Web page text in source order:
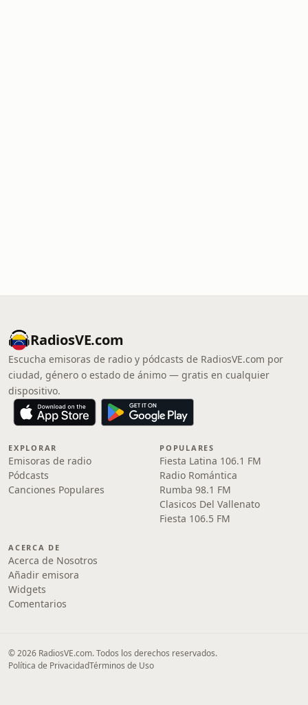
RadiosVE.com
Escucha emisoras de radio y pódcasts de RadiosVE.com por
ciudad, género o estado de ánimo — gratis en cualquier
dispositivo.
EXPLORAR
Emisoras de radio
Pódcasts
Canciones Populares
POPULARES
Fiesta Latina 106.1 FM
Radio Romántica
Rumba 98.1 FM
Clasicos Del Vallenato
Fiesta 106.5 FM
ACERCA DE
Acerca de Nosotros
Añadir emisora
Widgets
Comentarios
© 2026 RadiosVE.com. Todos los derechos reservados.
Política de PrivacidadTérminos de Uso